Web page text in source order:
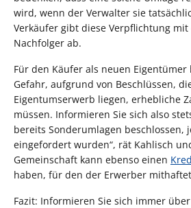
wird, wenn der Verwalter sie
Verkäufer gibt diese Verpflichtung
Nachfolger ab.
Für den Käufer als neuen
Gefahr, aufgrund von Beschlüssen,
Eigentumserwerb liegen, erhebliche
müssen. Informieren Sie sich also
bereits Sonderumlagen beschlossen,
eingefordert wurden“, rät Kahlisch
Gemeinschaft kann ebenso einen
haben, für den der Erwerber
Fazit: Informieren Sie sich immer